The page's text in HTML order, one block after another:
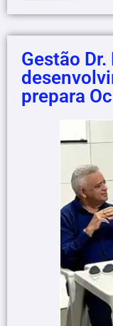
Gestão
prepara